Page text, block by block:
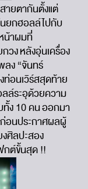
ายตากันตั้งแต่
นยกฮอลล์ไปกับ
น้าผมที่
วง หลังอุ่นเครื่อง
ลง “จันทร์
ท่อนเวิร์สสุดท้าย
ลล์ระอุด้วยความ
ทั้ง 10 คน ออกมา
อนประกาศผลผู้
งศิลปะสอง
กต์ขั้นสุด !!